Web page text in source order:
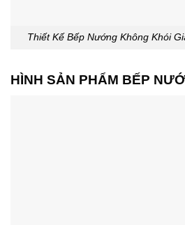
Thiết Kế Bếp Nướng Không Khói
HÌNH SẢN PHẨM BẾP